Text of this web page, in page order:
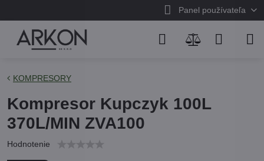
Panel používateľa
KOMPRESORY
Kompresor Kupczyk 100L
370L/MIN ZVA100
Hodnotenie